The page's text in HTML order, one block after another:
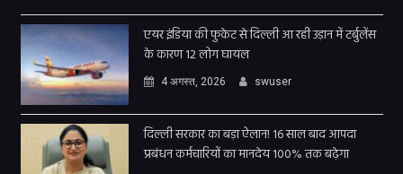
एयर इंडिया की फुकेट से दिल्ली आ रही उड़ान में टर्बुलेंस
के कारण 12 लोग घायल
4 अगस्त, 2026 swuser
दिल्ली सरकार का बड़ा ऐलान! 16 साल बाद आपदा
प्रबंधन कर्मचारियों का मानदेय 100% तक बढ़ेगा